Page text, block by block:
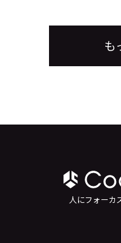
も
人にフォーカ